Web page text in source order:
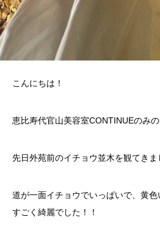
こんにちは！
恵比寿代官山美容室CONTINUEのみの
先日外苑前のイチョウ並木を観てき
道が一面イチョウでいっぱいで、黄
すごく綺麗でした！！